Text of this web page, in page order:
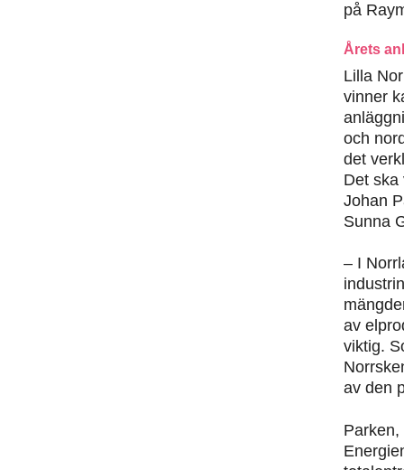
på
Årets
Lilla
vinner
och
det
Det ska
Johan
Sunna
– I
av
viktig.
av den
Parken,